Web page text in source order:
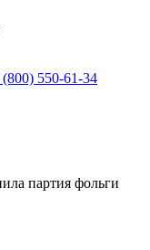
550-61-34
партия фольги